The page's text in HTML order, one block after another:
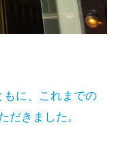
に、これまでの
だきました。